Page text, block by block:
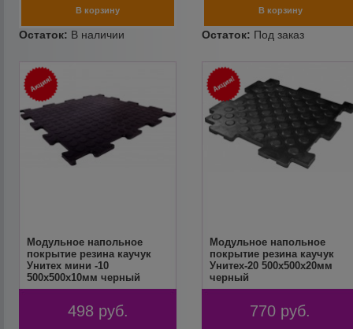
Модульное напольное
покрытие резина каучук
Унитех мини -10
500х500х10мм черный
498 руб.
Модульное напольное
покрытие резина каучук
Унитех-20 500х500х20мм
черный
770 руб.